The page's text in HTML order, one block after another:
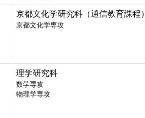
京都文化学研究科（通信教育課程）
京都文化学専攻
理学研究科
数学専攻
物理学専攻